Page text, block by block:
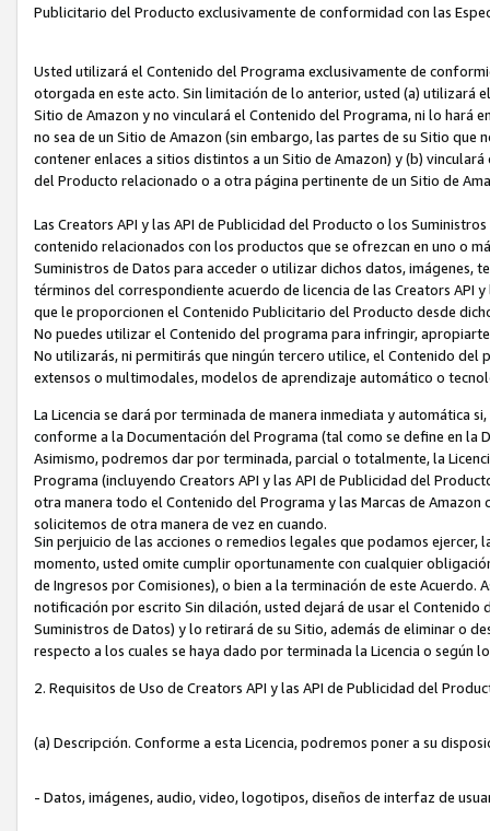
Publicitario del Producto exclusivamente de conformidad con las
Usted utilizará el Contenido del Programa exclusivamente de
otorgada en este acto. Sin limitación de lo anterior, usted (a) utilizará
Sitio de Amazon y no vinculará el Contenido del Programa, ni lo hará
no sea de un Sitio de Amazon (sin embargo, las partes de su Sitio
contener enlaces a sitios distintos a un Sitio de Amazon) y (b)
del Producto relacionado o a otra página pertinente de un Sitio de
Las Creators API y las API de Publicidad del Producto o los
contenido relacionados con los productos que se ofrezcan en uno o
Suministros de Datos para acceder o utilizar dichos datos,
términos del correspondiente acuerdo de licencia de las Creators API
que le proporcionen el Contenido Publicitario del Producto desde
No puedes utilizar el Contenido del programa para infringir,
No utilizarás, ni permitirás que ningún tercero utilice, el Contenido
extensos o multimodales, modelos de aprendizaje automático o
La Licencia se dará por terminada de manera inmediata y automática
conforme a la Documentación del Programa (tal como se define en la
Asimismo, podremos dar por terminada, parcial o totalmente, la
Programa (incluyendo Creators API y las API de Publicidad del
otra manera todo el Contenido del Programa y las Marcas de
solicitemos de otra manera de vez en cuando.
Sin perjuicio de las acciones o remedios legales que podamos
momento, usted omite cumplir oportunamente con cualquier
de Ingresos por Comisiones), o bien a la terminación de este
notificación por escrito Sin dilación, usted dejará de usar el
Suministros de Datos) y lo retirará de su Sitio, además de eliminar o
respecto a los cuales se haya dado por terminada la Licencia o según
2. Requisitos de Uso de Creators API y las API de Publicidad del
(a) Descripción. Conforme a esta Licencia, podremos poner a su
- Datos, imágenes, audio, video, logotipos, diseños de interfaz de